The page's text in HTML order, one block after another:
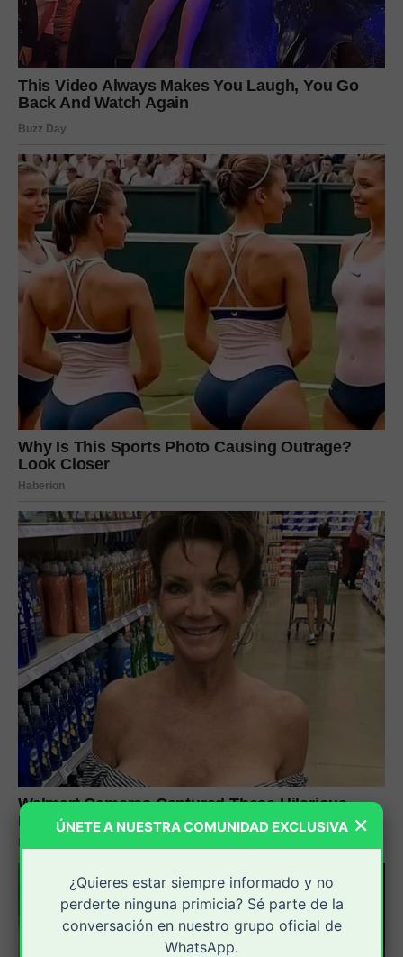
×
ÚNETE A NUESTRA COMUNIDAD EXCLUSIVA
¿Quieres estar siempre informado y no
perderte ninguna primicia? Sé parte de la
conversación en nuestro grupo oficial de
WhatsApp.